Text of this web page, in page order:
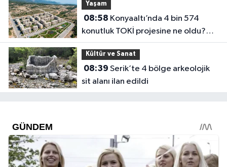
Yaşam
08:58
konutluk TOKİ projesine ne oldu?
Hak sahipleri beklemede
Kültür ve Sanat
08:39
sit alanı ilan edildi